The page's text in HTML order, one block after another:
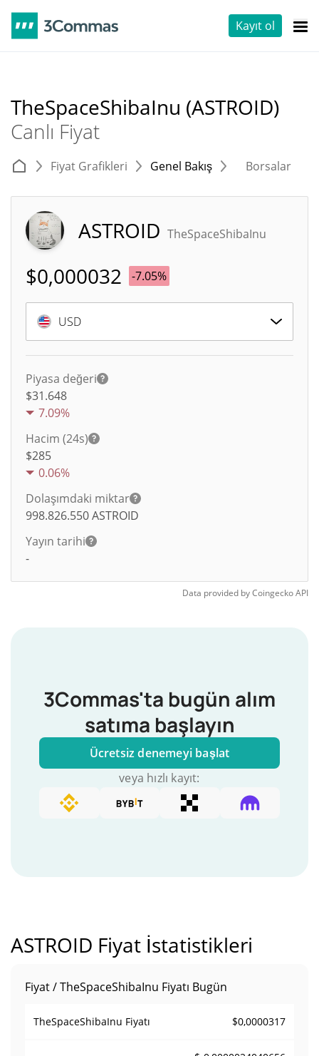
Kayıt ol
TheSpaceShibaInu (ASTROID)
Canlı Fiyat
Fiyat Grafikleri Genel Bakış Borsalar
ASTROID TheSpaceShibaInu
$0,000032 -7.05%
USD
Piyasa değeri
$31.648
7.09%
Hacim (24s)
$285
0.06%
Dolaşımdaki miktar
998.826.550ASTROID
Yayın tarihi
-
Data provided byCoingeckoAPI
3Commas'ta bugün alım
satıma başlayın
Ücretsiz denemeyi başlat
veya hızlı kayıt:
ASTROID Fiyat İstatistikleri
Fiyat / TheSpaceShibaInu Fiyatı Bugün
TheSpaceShibaInu Fiyatı $0,0000317